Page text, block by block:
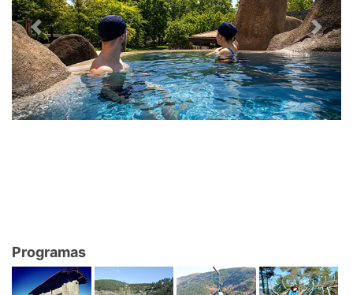
Previous Next
Programas